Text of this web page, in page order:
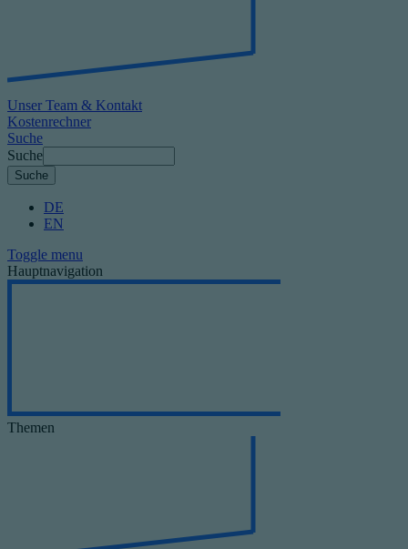
Unser Team & Kontakt
Kostenrechner
Suche
Suche
DE
EN
Toggle menu
Hauptnavigation
Themen